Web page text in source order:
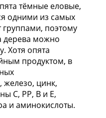
тёмные еловые,
одними из самых
группами, поэтому
дерева можно
Хотя опята
продуктом, в
железо, цинк,
С, РР, В и Е,
и аминокислоты.